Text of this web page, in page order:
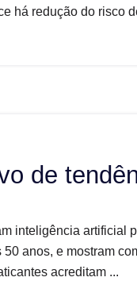
há redução do risco
de
inteligência artificial
anos, e mostram
acreditam ...